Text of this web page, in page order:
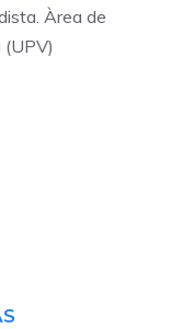
Àrea de
(UPV)